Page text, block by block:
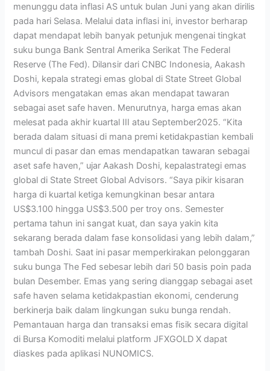
menunggu data inflasi AS untuk bulan Juni yang akan dirilis
pada hari Selasa. Melalui data inflasi ini, investor berharap
dapat mendapat lebih banyak petunjuk mengenai tingkat
suku bunga Bank Sentral Amerika Serikat The Federal
Reserve (The Fed). Dilansir dari CNBC Indonesia, Aakash
Doshi, kepala strategi emas global di State Street Global
Advisors mengatakan emas akan mendapat tawaran
sebagai aset safe haven. Menurutnya, harga emas akan
melesat pada akhir kuartal III atau September2025. “Kita
berada dalam situasi di mana premi ketidakpastian kembali
muncul di pasar dan emas mendapatkan tawaran sebagai
aset safe haven,” ujar Aakash Doshi, kepalastrategi emas
global di State Street Global Advisors. “Saya pikir kisaran
harga di kuartal ketiga kemungkinan besar antara
US$3.100 hingga US$3.500 per troy ons. Semester
pertama tahun ini sangat kuat, dan saya yakin kita
sekarang berada dalam fase konsolidasi yang lebih dalam,”
tambah Doshi. Saat ini pasar memperkirakan pelonggaran
suku bunga The Fed sebesar lebih dari 50 basis poin pada
bulan Desember. Emas yang sering dianggap sebagai aset
safe haven selama ketidakpastian ekonomi, cenderung
berkinerja baik dalam lingkungan suku bunga rendah.
Pemantauan harga dan transaksi emas fisik secara digital
di Bursa Komoditi melalui platform JFXGOLD X dapat
diaskes pada aplikasi NUNOMICS.